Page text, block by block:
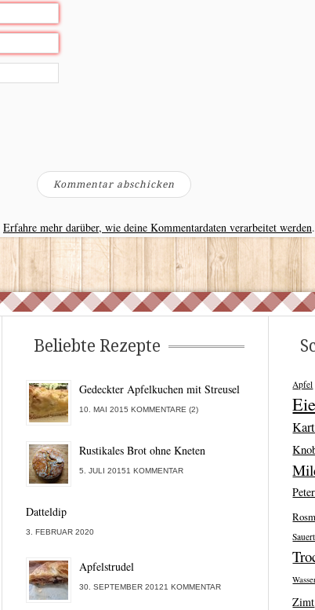
Erfahre mehr darüber, wie deine Kommentardaten verarbeitet werden.
Beliebte Rezepte
Gedeckter Apfelkuchen mit Streusel
10. MAI 2015 KOMMENTARE (2)
Rustikales Brot ohne Kneten
5. JULI 20151 KOMMENTAR
Datteldip
3. FEBRUAR 2020
Apfelstrudel
30. SEPTEMBER 20121 KOMMENTAR
Apfel
Zimt